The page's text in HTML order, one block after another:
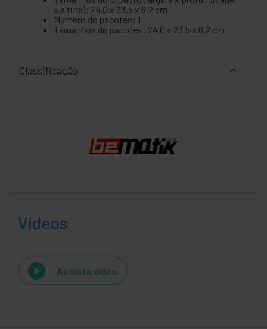
x altura): 24.0 x 23.5 x 6.2 cm
Número de pacotes: 1
Tamanhos de pacotes: 24.0 x 23.5 x 6.2 cm
Classificação
Vídeos
Assista vídeo